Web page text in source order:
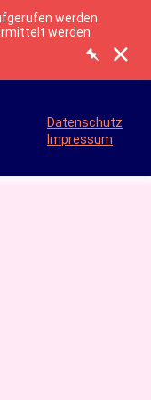
werden
werden
Datenschutz
Impressum